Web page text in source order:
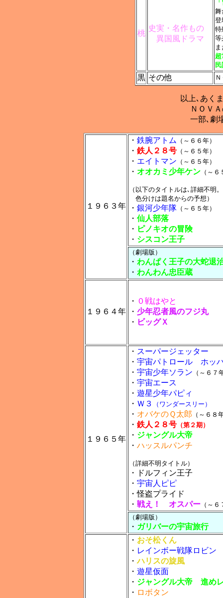
桃
史実・名作もの
異国風ドラマ
舞
登
特
等
超
黒 その他
以上､あく
ＮＯＶ
一部､劇
１９６３年
・ 鉄腕アトム （～６６年）
・ 鉄人２８号 （～６５年）
・ エイトマン （～６５年）
・ オオカミ少年ケン （～
（以下のタイトルは､詳細不明。
色分けは題名からの予想）
・ 銀河少年隊 （～６５年）
・ 仙人部落
・ ピノキオの冒険
・ シスコン王子
（劇場版）
・ わんぱく王子の大蛇退
・ わんわん忠臣蔵
１９６４年
・ ０戦はやと
・ 少年忍者風のフジ丸
・ ビッグＸ
１９６５年
・ スーパージェッター
・ 宇宙パトロール ホッ
・ 宇宙少年ソラン （～６７
・ 宇宙エース
・ 遊星少年パピィ
・ Ｗ３ （ワンダースリー）
・ オバケのＱ太郎 （～６８
・ 鉄人２８号 （第２期）
・ ジャングル大帝
・ ハッスルパンチ
（詳細不明タイトル）
・ドルフィン王子
・ 宇宙人ピピ
・怪盗プライド
・ 戦え！ オスパー （～
（劇場版）
・ ガリバーの宇宙旅行
・ おそ松くん
・ レインボー戦隊ロビン
・ハリスの旋風
・ 遊星仮面
・ ジャングル大帝 進め
・ ロボタン